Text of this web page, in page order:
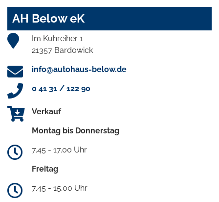
AH Below eK
Im Kuhreiher 1
21357 Bardowick
info@autohaus-below.de
0 41 31 / 122 90
Verkauf
Montag bis Donnerstag
7.45 - 17.00 Uhr
Freitag
7.45 - 15.00 Uhr